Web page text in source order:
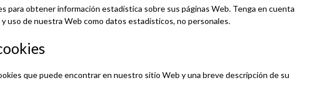
para obtener información estadística sobre sus páginas Web. Tenga en cuenta
uso de nuestra Web como datos estadísticos, no personales.
que puede encontrar en nuestro sitio Web y una breve descripción de su